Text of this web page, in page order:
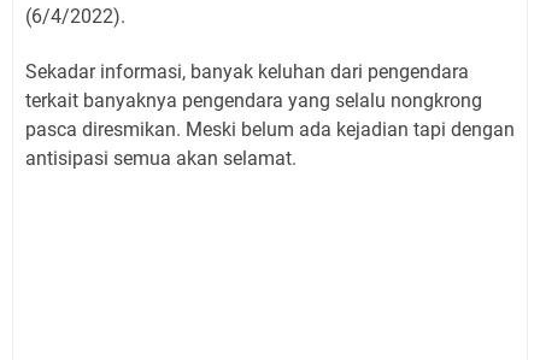
(6/4/2022).
Sekadar informasi, banyak keluhan dari pengendara
terkait banyaknya pengendara yang selalu nongkrong
pasca diresmikan. Meski belum ada kejadian tapi dengan
antisipasi semua akan selamat.